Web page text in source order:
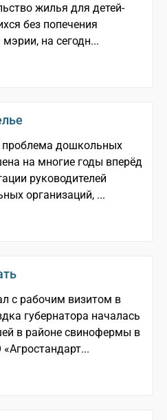
жилья для детей-
без попечения
на сегодн...
проблема дошкольных
на многие годы вперёд
руководителей
организаций, ...
с рабочим визитом в
губернатора началась
в районе свинофермы в